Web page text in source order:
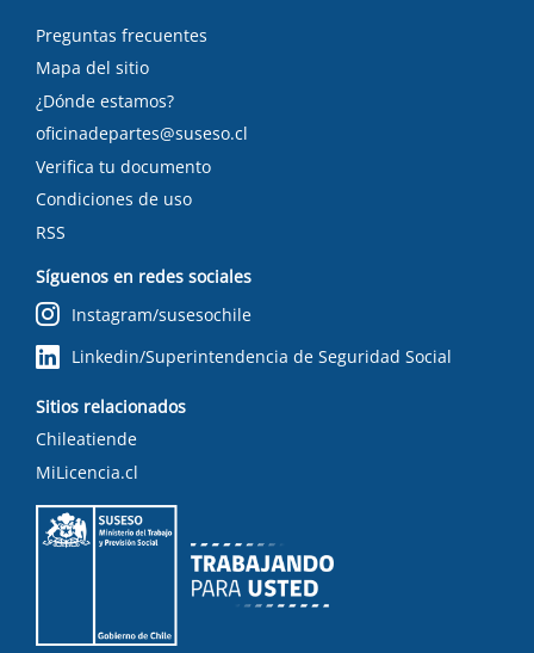
Preguntas frecuentes
Mapa del sitio
¿Dónde estamos?
oficinadepartes@suseso.cl
Verifica tu documento
Condiciones de uso
RSS
Síguenos en redes sociales
Instagram/susesochile
Linkedin/Superintendencia de Seguridad Social
Sitios relacionados
Chileatiende
MiLicencia.cl